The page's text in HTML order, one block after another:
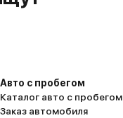
Авто с пробегом
Каталог авто с пробегом
Заказ автомобиля